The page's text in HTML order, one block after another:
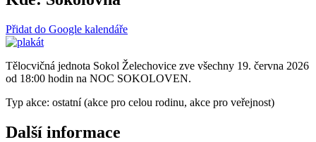
Přidat do Google kalendáře
Tělocvičná jednota Sokol Želechovice zve všechny 19. června 2026
od 18:00 hodin na NOC SOKOLOVEN.
Typ akce: ostatní (akce pro celou rodinu, akce pro veřejnost)
Další informace